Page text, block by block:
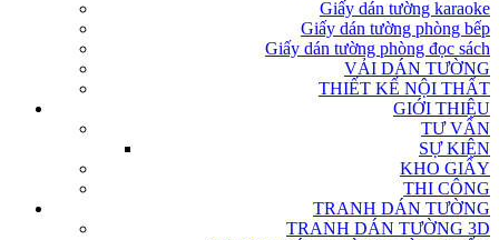
Giấy dán tường karaoke
Giấy dán tường phòng bếp
Giấy dán tường phòng đọc sách
VẢI DÁN TƯỜNG
THIẾT KẾ NỘI THẤT
GIỚI THIỆU
TƯ VẤN
SỰ KIỆN
KHO GIẤY
THI CÔNG
TRANH DÁN TƯỜNG
TRANH DÁN TƯỜNG 3D